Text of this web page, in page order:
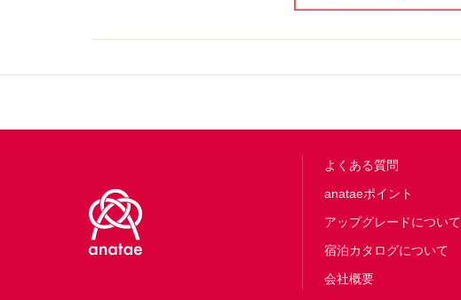
よくある質問
anataeポイント
アップグレードについて
宿泊カタログについて
会社概要